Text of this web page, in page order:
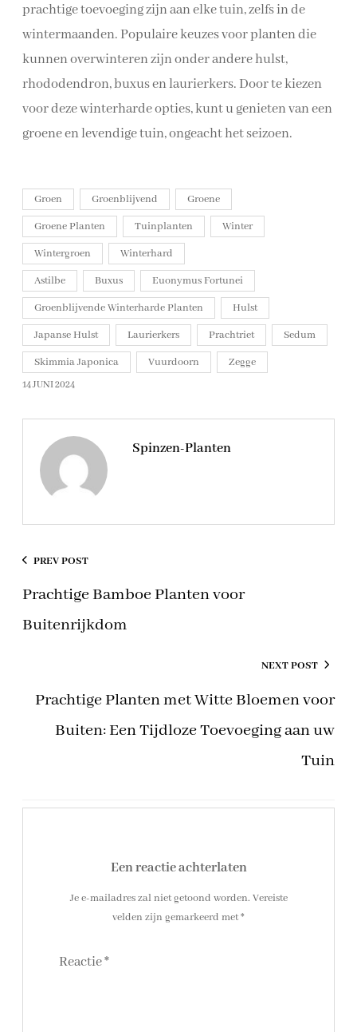
prachtige toevoeging zijn aan elke tuin, zelfs in de
wintermaanden. Populaire keuzes voor planten die
kunnen overwinteren zijn onder andere hulst,
rhododendron, buxus en laurierkers. Door te kiezen
voor deze winterharde opties, kunt u genieten van een
groene en levendige tuin, ongeacht het seizoen.
Groen Groenblijvend
Groene
Groene Planten
Tuinplanten
Winter
Wintergroen
Winterhard
Astilbe
Buxus
Euonymus Fortunei
Groenblijvende Winterharde Planten
Hulst
Japanse Hulst
Laurierkers Prachtriet
Sedum
Skimmia Japonica
Vuurdoorn Zegge
14 JUNI 2024
Spinzen-Planten
PREV POST
Prachtige Bamboe Planten voor
Buitenrijkdom
NEXT POST
Prachtige Planten met Witte Bloemen voor
Buiten: Een Tijdloze Toevoeging aan uw
Tuin
Een reactie achterlaten
Je e-mailadres zal niet getoond worden. Vereiste
velden zijn gemarkeerd met*
Reactie*